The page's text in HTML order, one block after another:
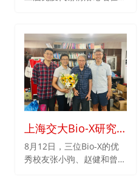
上海交大Bio-X研究
院老校友们回国拜访
贺林院士
8月12日，三位Bio-X的优
秀校友张小驹、赵健和曾